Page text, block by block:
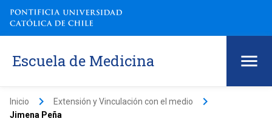
Escuela de Medicina
Inicio keyboard_arrow_right Extensión y Vinculación con el medio keyboard_arrow_right
Jimena Peña